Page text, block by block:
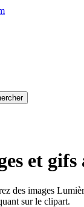
et gifs
des images
sur le clipart.